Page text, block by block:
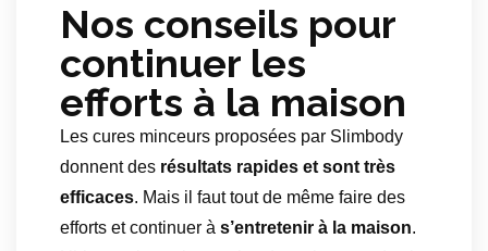
Nos conseils pour
continuer les
efforts à la maison
Les cures minceurs proposées par Slimbody
donnent des résultats rapides et sont très
efficaces. Mais il faut tout de même faire des
efforts et continuer à s’entretenir à la maison.